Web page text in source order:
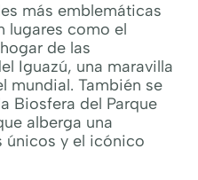
más emblemáticas
lugares como el
de las
Iguazú, una maravilla
mundial. También se
Biosfera del Parque
alberga una
únicos y el icónico